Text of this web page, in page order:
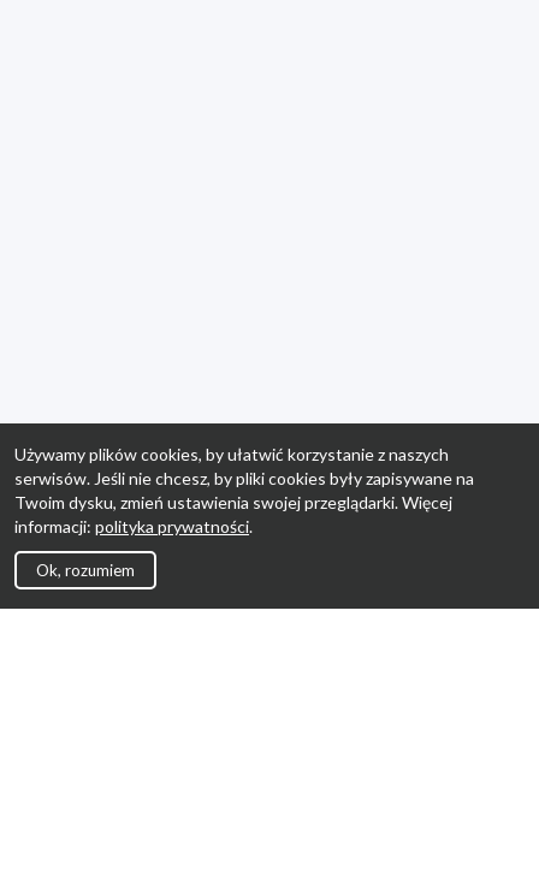
Używamy plików cookies, by ułatwić korzystanie z naszych
serwisów. Jeśli nie chcesz, by pliki cookies były zapisywane na
Twoim dysku, zmień ustawienia swojej przeglądarki. Więcej
informacji: polityka prywatności.
Ok, rozumiem